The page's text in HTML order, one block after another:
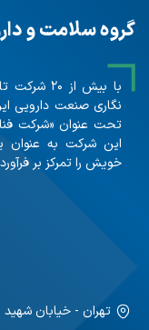
گروه سلامت و
نگاری صنعت دارویی
تحت عنوان «شرکت
این شرکت به عنوان
خویش را تمرکز بر
تهران - خیابان شهید